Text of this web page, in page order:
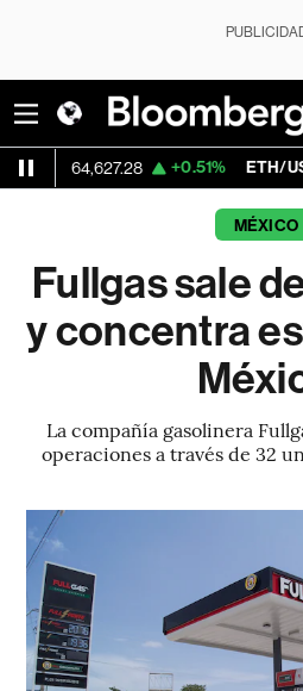
+0.51% ETH/USD
MÉXICO
Fullgas sale
y concentra
La compañía gasolinera
operaciones a través de 32